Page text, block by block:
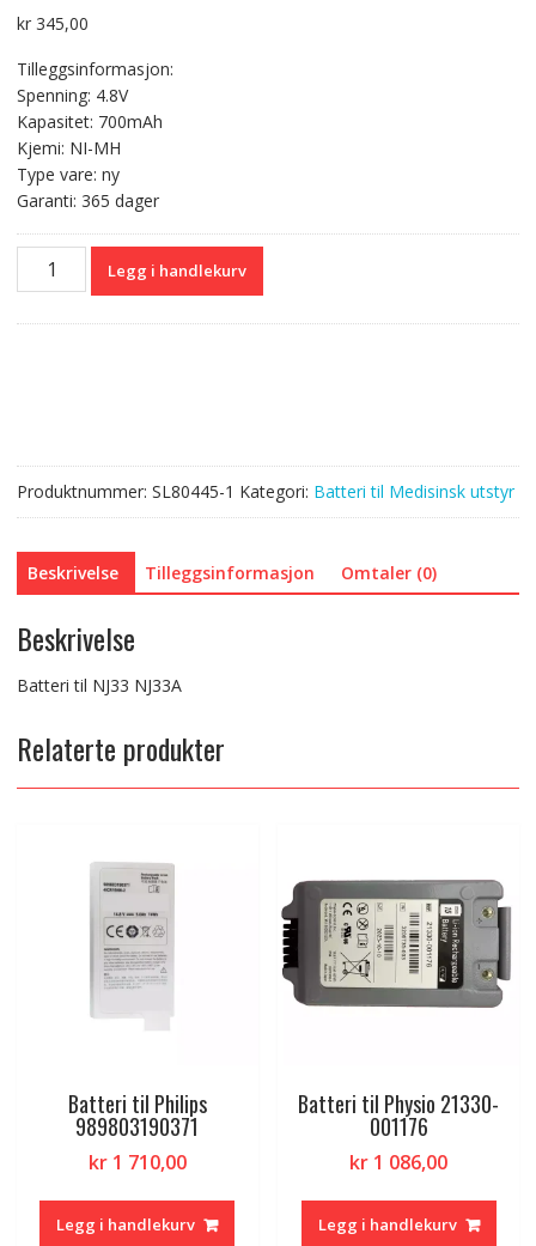
kr345,00
Tilleggsinformasjon:
Spenning: 4.8V
Kapasitet: 700mAh
Kjemi: NI-MH
Type vare: ny
Garanti: 365 dager
Batteri
Legg i handlekurv
Produktnummer: SL80445-1 Kategori: Batteri til Medisinsk utstyr
Beskrivelse Tilleggsinformasjon Omtaler (0)
Beskrivelse
Batteri til NJ33 NJ33A
Relaterte produkter
Batteri til Philips
989803190371
kr1 710,00
Legg i handlekurv
Batteri til Physio 21330-
001176
kr 1 086,00
Legg i handlekurv